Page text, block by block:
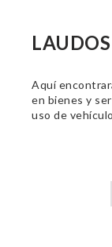
Aquí
en bienes y
uso de